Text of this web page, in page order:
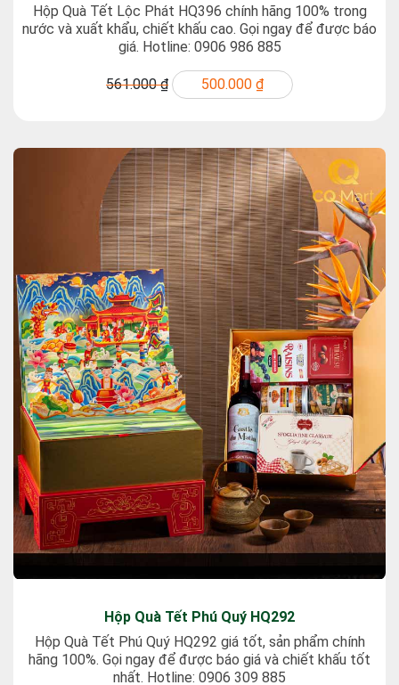
Hộp Quà Tết Lộc Phát HQ396 chính hãng 100% trong
nước và xuất khẩu, chiết khấu cao. Gọi ngay để được báo
giá. Hotline: 0906 986 885
561.000 ₫ 500.000 ₫
Hộp Quà Tết Phú Quý HQ292
Hộp Quà Tết Phú Quý HQ292 giá tốt, sản phẩm chính
hãng 100%. Gọi ngay để được báo giá và chiết khấu tốt
nhất. Hotline: 0906 309 885